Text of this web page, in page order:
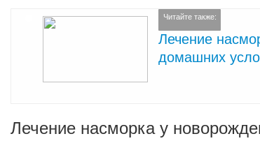
Читайте также:
Лечение
домашних
Лечение насморка у